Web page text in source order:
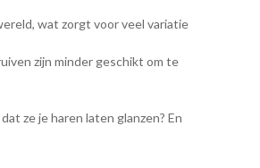
wat zorgt voor veel variatie
zijn minder geschikt om te
ze je haren laten glanzen? En